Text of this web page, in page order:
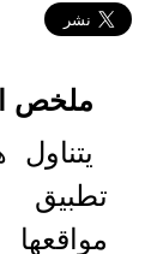
ملخص
تطبيق